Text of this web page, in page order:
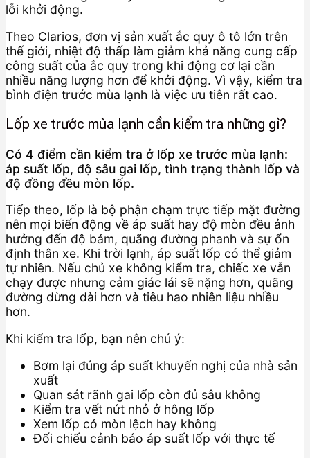
lỗi khởi động.
Theo Clarios, đơn vị sản xuất ắc quy ô tô lớn trên
thế giới, nhiệt độ thấp làm giảm khả năng cung cấp
công suất của ắc quy trong khi động cơ lại cần
nhiều năng lượng hơn để khởi động. Vì vậy, kiểm tra
bình điện trước mùa lạnh là việc ưu tiên rất cao.
Lốp xe trước mùa lạnh cần kiểm tra những gì?
Có 4 điểm cần kiểm tra ở lốp xe trước mùa lạnh:
áp suất lốp, độ sâu gai lốp, tình trạng thành lốp và
độ đồng đều mòn lốp.
Tiếp theo, lốp là bộ phận chạm trực tiếp mặt đường
nên mọi biến động về áp suất hay độ mòn đều ảnh
hưởng đến độ bám, quãng đường phanh và sự ổn
định thân xe. Khi trời lạnh, áp suất lốp có thể giảm
tự nhiên. Nếu chủ xe không kiểm tra, chiếc xe vẫn
chạy được nhưng cảm giác lái sẽ nặng hơn, quãng
đường dừng dài hơn và tiêu hao nhiên liệu nhiều
hơn.
Khi kiểm tra lốp, bạn nên chú ý:
Bơm lại đúng áp suất khuyến nghị của nhà sản
xuất
Quan sát rãnh gai lốp còn đủ sâu không
Kiểm tra vết nứt nhỏ ở hông lốp
Xem lốp có mòn lệch hay không
Đối chiếu cảnh báo áp suất lốp với thực tế